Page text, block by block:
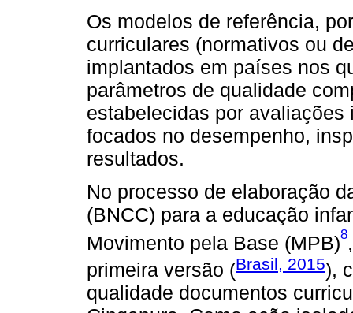
Os modelos de referência,
curriculares (normativos ou
implantados em países nos
parâmetros de qualidade
estabelecidas por
focados no desempenho,
resultados.
No processo de elaboração
(BNCC) para a educação
Movimento pela Base (MPB)8
primeira versão (Brasil, 2015),
qualidade documentos